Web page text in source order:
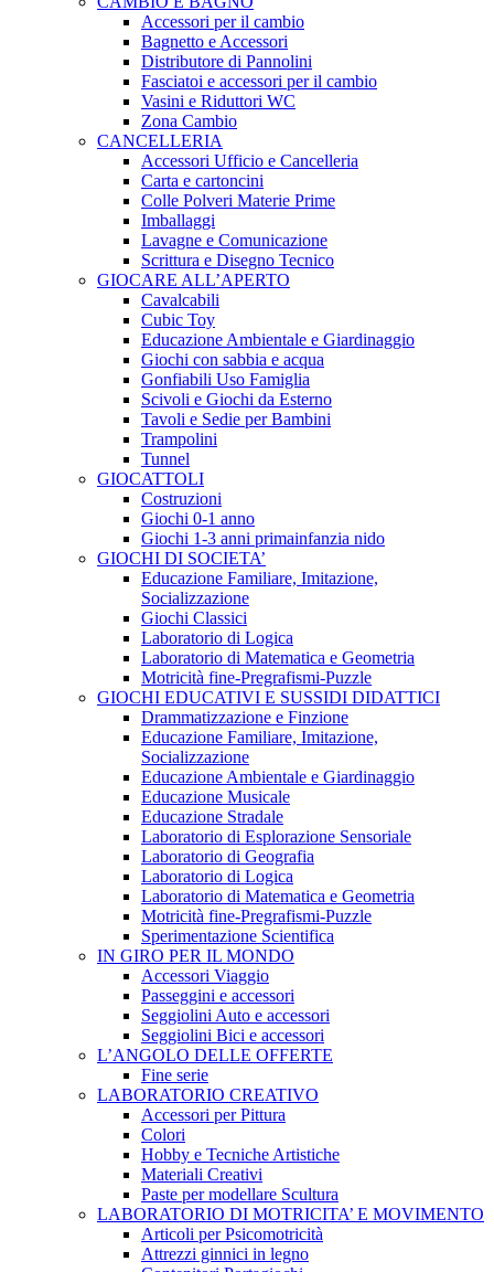
Accessori per il cambio
Bagnetto e Accessori
Distributore di Pannolini
Fasciatoi e accessori per il cambio
Vasini e Riduttori WC
Zona Cambio
CANCELLERIA
Accessori Ufficio e Cancelleria
Carta e cartoncini
Colle Polveri Materie Prime
Imballaggi
Lavagne e Comunicazione
Scrittura e Disegno Tecnico
GIOCARE ALL’APERTO
Cavalcabili
Cubic Toy
Educazione Ambientale e Giardinaggio
Giochi con sabbia e acqua
Gonfiabili Uso Famiglia
Scivoli e Giochi da Esterno
Tavoli e Sedie per Bambini
Trampolini
Tunnel
GIOCATTOLI
Costruzioni
Giochi 0-1 anno
Giochi 1-3 anni primainfanzia nido
GIOCHI DI SOCIETA’
Educazione Familiare, Imitazione,
Socializzazione
Giochi Classici
Laboratorio di Logica
Laboratorio di Matematica e Geometria
Motricità fine-Pregrafismi-Puzzle
GIOCHI EDUCATIVI E SUSSIDI DIDATTICI
Drammatizzazione e Finzione
Educazione Familiare, Imitazione,
Socializzazione
Educazione Ambientale e Giardinaggio
Educazione Musicale
Educazione Stradale
Laboratorio di Esplorazione Sensoriale
Laboratorio di Geografia
Laboratorio di Logica
Laboratorio di Matematica e Geometria
Motricità fine-Pregrafismi-Puzzle
Sperimentazione Scientifica
IN GIRO PER IL MONDO
Accessori Viaggio
Passeggini e accessori
Seggiolini Auto e accessori
Seggiolini Bici e accessori
L’ANGOLO DELLE OFFERTE
Fine serie
LABORATORIO CREATIVO
Accessori per Pittura
Colori
Hobby e Tecniche Artistiche
Materiali Creativi
Paste per modellare Scultura
LABORATORIO DI MOTRICITA’ E MOVIMENTO
Articoli per Psicomotricità
Attrezzi ginnici in legno